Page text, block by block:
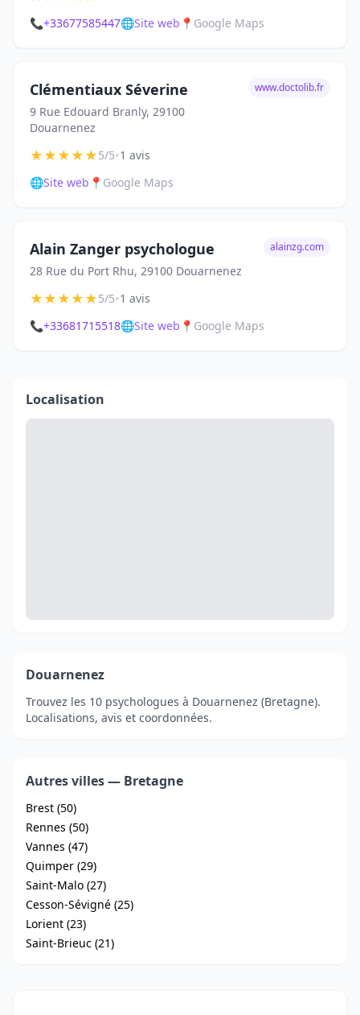
📞+33677585447🌐Site web 📍 Google Maps
Clémentiaux Séverine
9 Rue Edouard Branly, 29100
Douarnenez
www.doctolib.fr
★★★★★5/5•1 avis
🌐Site web 📍 Google Maps
Alain Zanger psychologue
28 Rue du Port Rhu, 29100 Douarnenez
alainzg.com
★★★★★5/5•1 avis
📞+33681715518🌐Site web 📍 Google Maps
Localisation
Douarnenez
Trouvez les 10 psychologues à Douarnenez (Bretagne).
Localisations, avis et coordonnées.
Autres villes — Bretagne
Brest (50)
Rennes (50)
Vannes (47)
Quimper (29)
Saint-Malo (27)
Cesson-Sévigné (25)
Lorient (23)
Saint-Brieuc (21)